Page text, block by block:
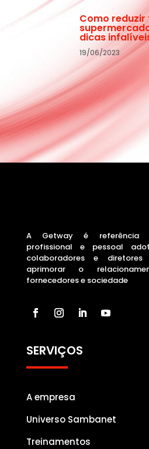
Como reduzir
dicas
19/06/2023
A Getway é referência
profissional e pessoal
colaboradores e
aprimorar o
fornecedores e sociedade
SERVIÇOS
A empresa
Universo Sambanet
Treinamentos